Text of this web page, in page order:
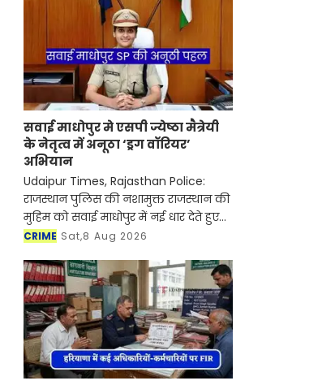
सवाई माधोपुर मे एसपी ज्येष्ठा मैत्रेयी
के नेतृत्व में अनूठा ‘ड्रग वॉरियर’
अभियान
Udaipur Times, Rajasthan Police:
राजस्थान पुलिस की नशामुक्त राजस्थान की
मुहिम को सवाई माधोपुर में नई धार देते हुए
सवाई माधोपुर एसपी ज्येष्ठा मैत्रेयी ने ‘पहले
CRIME Sat,8 Aug 2026